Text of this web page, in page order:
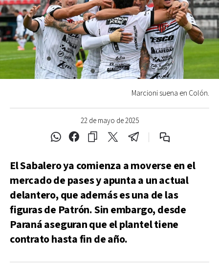
22 de mayo de 2025
Marcioni suena en Colón.
El Sabalero ya comienza a moverse en el
mercado de pases y apunta a un actual
delantero, que además es una de las
figuras de Patrón. Sin embargo, desde
Paraná aseguran que el plantel tiene
contrato hasta fin de año.